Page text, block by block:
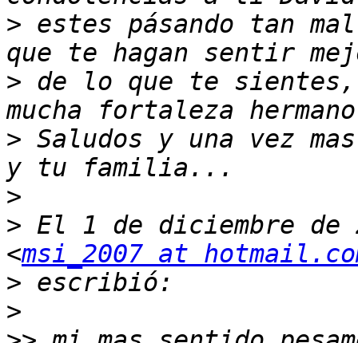
> estes pásando tan
> de lo que te
> Saludos y una vez
>
> El 1 de diciembre de
<msi_2007 at
>
>